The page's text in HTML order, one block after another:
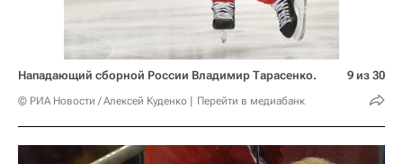
Нападающий сборной России Владимир Тарасенко.
© РИА Новости / Алексей Куденко Перейти в медиабанк
9 из 30